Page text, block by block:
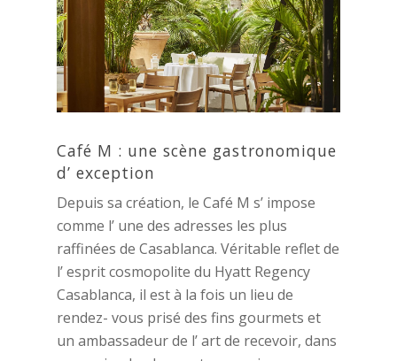
Café M : une scène gastronomique
d’ exception
Depuis sa création, le Café M s’ impose
comme l’ une des adresses les plus
raffinées de Casablanca. Véritable reflet de
l’ esprit cosmopolite du Hyatt Regency
Casablanca, il est à la fois un lieu de
rendez- vous prisé des fins gourmets et
un ambassadeur de l’ art de recevoir, dans